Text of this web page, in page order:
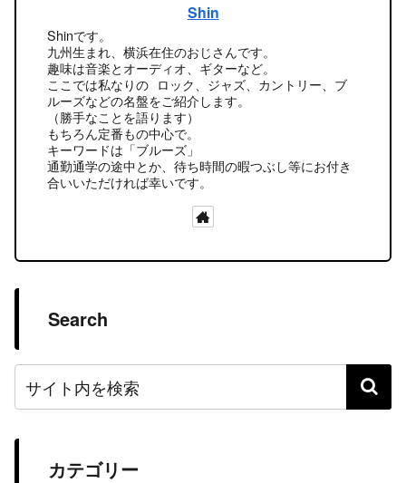
Shin
Shinです。
九州生まれ、横浜在住のおじさんです。
趣味は音楽とオーディオ、ギターなど。
ここでは私なりの ロック、ジャズ、カントリー、ブ
ルーズなどの名盤をご紹介します。
（勝手なことを語ります）
もちろん定番もの中心で。
キーワードは「ブルーズ」
通勤通学の途中とか、待ち時間の暇つぶし等にお付き
合いいただければ幸いです。
Search
カテゴリー